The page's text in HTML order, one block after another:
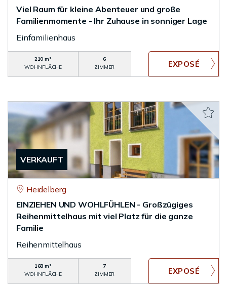
Viel Raum für kleine Abenteuer und große
Familienmomente - Ihr Zuhause in sonniger Lage
Einfamilienhaus
210 m²
WOHNFLÄCHE
6
ZIMMER
VERKAUFT
Heidelberg
EINZIEHEN UND WOHLFÜHLEN - Großzügiges
Reihenmittelhaus mit viel Platz für die ganze
Familie
Reihenmittelhaus
168 m²
WOHNFLÄCHE
7
ZIMMER